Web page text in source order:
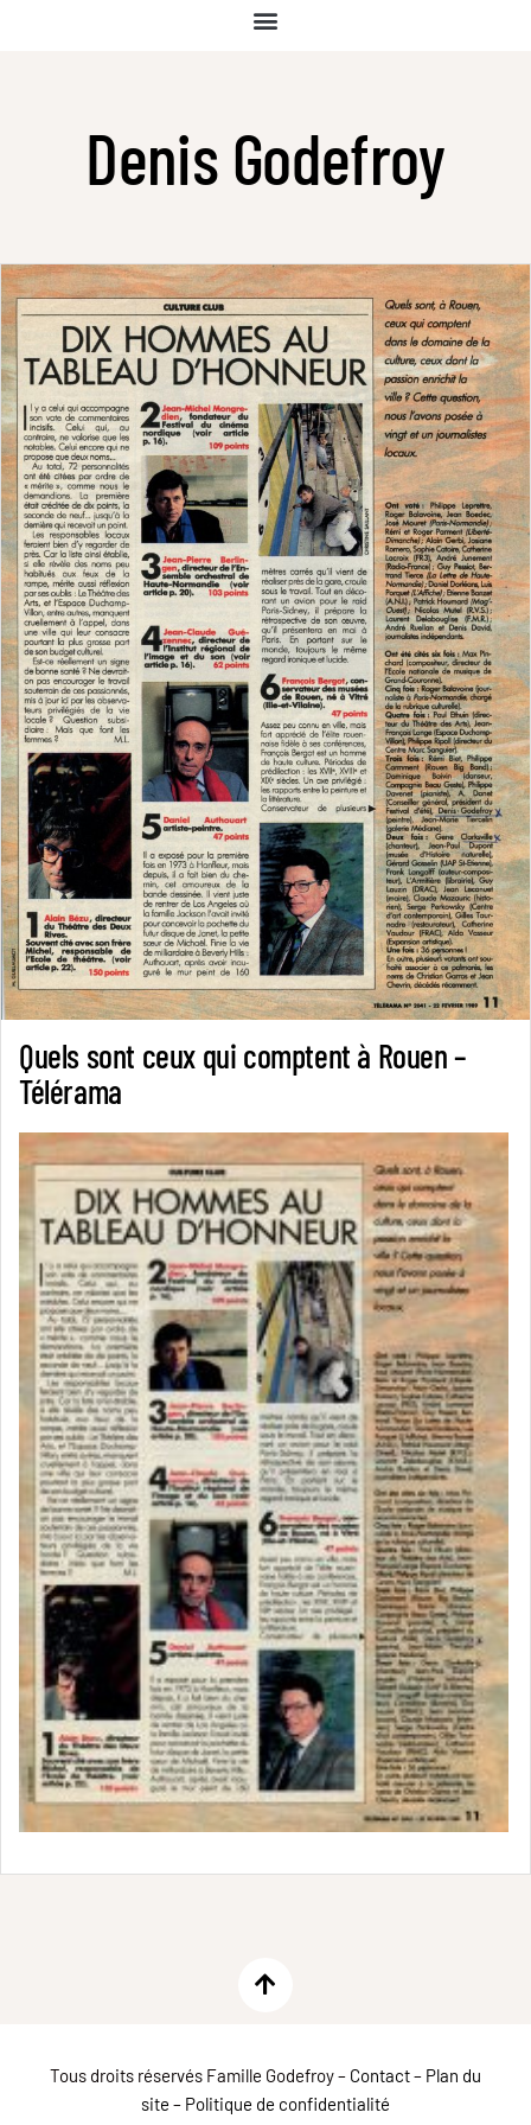
Denis Godefroy
Quels sont ceux qui comptent à Rouen –
Télérama
Tous droits réservés Famille Godefroy – Contact– Plan du
site – Politique de confidentialité